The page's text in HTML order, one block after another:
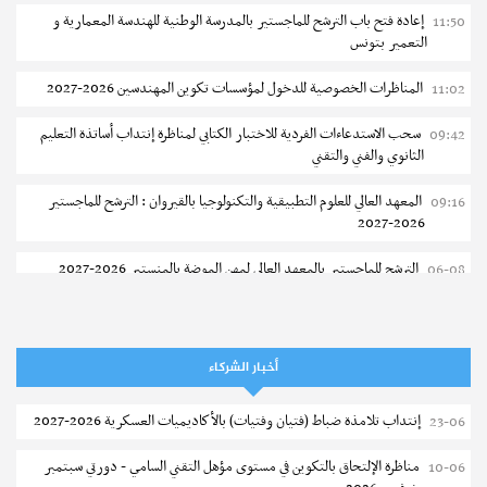
مستجدات
نتائج القبول الأولي لمناظرة إنتداب أساتذة التعليم الثانوي والفني
والتقني
نشر في04-08-2026 – مطالعات : 416
ما هي الإجراءات الجديدة الخاصة بعقود الأعوان المكلفين بالتدريس
بالمدارس الاعدادية والمعاهد؟
11:50 إعادة فتح باب الترشح للماجستير بالمدرسة الوطنية للهندسة المعمارية و
التعمير بتونس
11:02 المناظرات الخصوصية للدخول لمؤسسات تكوين المهندسين 2026-2027
09:42 سحب الاستدعاءات الفردية للاختبار الكتابي لمناظرة إنتداب أساتذة التعليم
الثانوي والفني والتقني
09:16 المعهد العالي للعلوم التطبيقية والتكنولوجيا بالقيروان : الترشح للماجستير
2026-2027
06-08 الترشح للماجستير بالمعهد العالي لمهن الموضة بالمنستير 2026-2027
تمديد آجال الترشح للماجستير بالمعهد العالي لعلوم و تقنيات المياه بقابس
2026-2027
05-08
بلاغ حول مواعيد الترسيم المدرسي عن بعد بعنوان السنة الدراسية 2026-
أخبار الشركاء
23-06 إنتداب تلامذة ضباط (فتيان وفتيات) بالأكاديميات العسكرية 2026-2027
10-06 مناظرة الإلتحاق بالتكوين في مستوى مؤهل التقني السامي - دورتي سبتمبر